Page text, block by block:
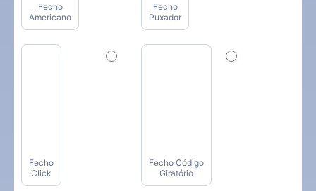
Fecho
Americano
Fecho
Puxador
Fecho
Click
Fecho Código
Giratório